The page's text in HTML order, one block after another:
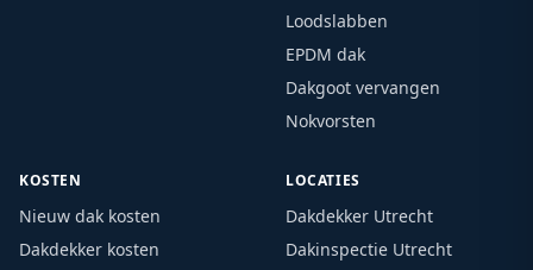
Loodslabben
EPDM dak
Dakgoot vervangen
Nokvorsten
KOSTEN
Nieuw dak kosten
Dakdekker kosten
LOCATIES
Dakdekker Utrecht
Dakinspectie Utrecht